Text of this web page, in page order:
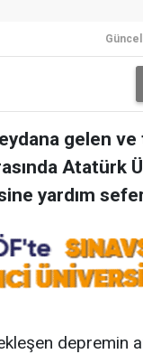
gelen
Atatürk
yardım
depremin